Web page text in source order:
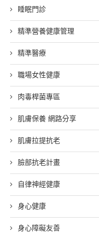
睡眠門診
精準營養健康管理
精準醫療
職場女性健康
肉毒桿菌專區
肌膚保養 網路分享
肌膚拉提抗老
臉部抗老計畫
自律神經健康
身心健康
身心障礙友善